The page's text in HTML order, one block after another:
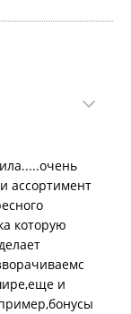
раз на
и
ассортимент
которую
и